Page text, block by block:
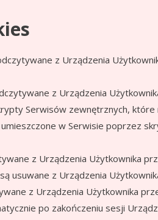
z Urządzenia
z Urządzenia
Serwisów zewnętrznych, które
w Serwisie poprzez
z Urządzenia Użytkownika
usuwane z Urządzenia
z Urządzenia Użytkownika
po zakończeniu sesji